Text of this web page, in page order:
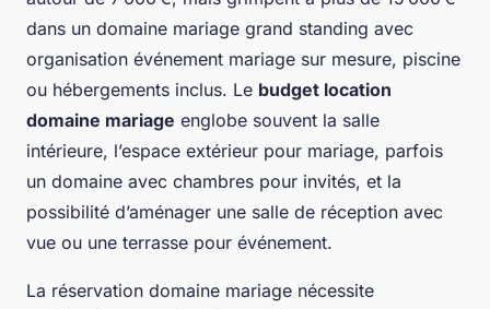
dans un domaine mariage grand standing avec
organisation événement mariage sur mesure, piscine
ou hébergements inclus. Le budget location
domaine mariage englobe souvent la salle
intérieure, l’espace extérieur pour mariage, parfois
un domaine avec chambres pour invités, et la
possibilité d’aménager une salle de réception avec
vue ou une terrasse pour événement.
La réservation domaine mariage nécessite